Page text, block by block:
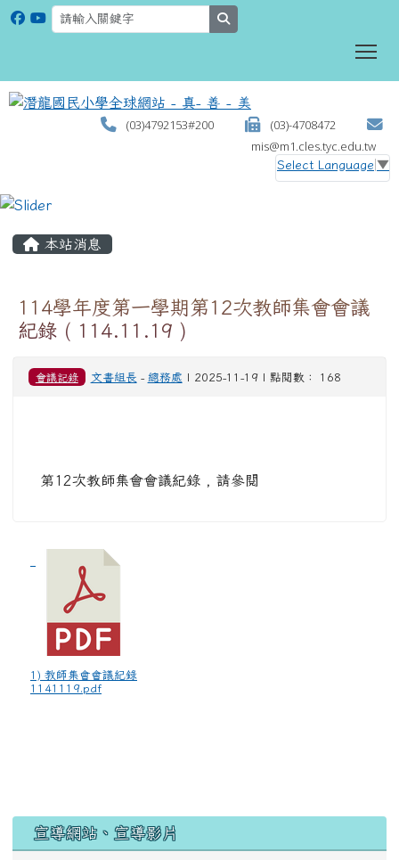
(03)4792153#200
(03)-4708472
mis@m1.cles.tyc.edu.tw
Select Language ▼
本站消息
114學年度第一學期第12次教師集會會議
紀錄 ( 114.11.19 )
會議記錄 文書組長 - 總務處 | 2025-11-19 | 點閱數： 168
第12次教師集會會議紀錄 , 請參閱
1) 教師集會會議紀錄
1141119.pdf
宣導網站、宣導影片